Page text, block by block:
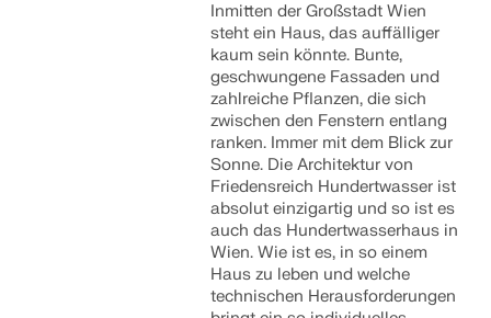
Inmitten der Großstadt Wien
steht ein Haus, das auffälliger
kaum sein könnte. Bunte,
geschwungene Fassaden und
zahlreiche Pflanzen, die sich
zwischen den Fenstern entlang
ranken. Immer mit dem Blick zur
Sonne. Die Architektur von
Friedensreich Hundertwasser ist
absolut einzigartig und so ist es
auch das Hundertwasserhaus in
Wien. Wie ist es, in so einem
Haus zu leben und welche
technischen Herausforderungen